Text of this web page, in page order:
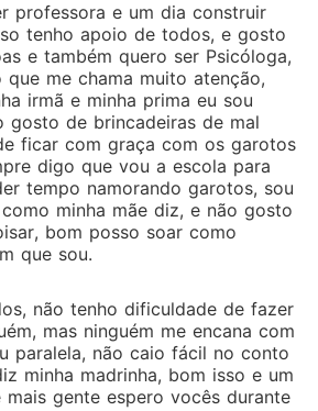
professora e um dia construir
tenho apoio de todos, e gosto
e também quero ser Psicóloga,
que me chama muito atenção,
irmã e minha prima eu sou
gosto de brincadeiras de mal
ficar com graça com os garotos
digo que vou a escola para
tempo namorando garotos, sou
minha mãe diz, e não gosto
bom posso soar como
que sou.
não tenho dificuldade de fazer
mas ninguém me encana com
paralela, não caio fácil no conto
minha madrinha, bom isso e um
gente espero vocês durante